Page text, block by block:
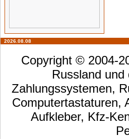
2026.08.08
Copyright © 2004-
Russland
Zahlungssystemen,
Computertastaturen,
Aufkleber, Kfz-